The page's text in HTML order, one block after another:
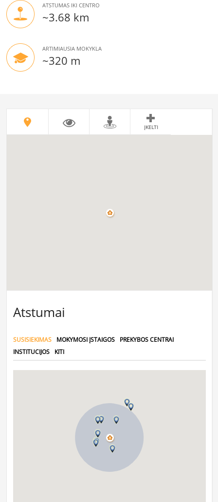
ATSTUMAS IKI CENTRO
~3.68 km
ARTIMIAUSIA MOKYKLA
~320 m
ĮKELTI
Atstumai
SUSISIEKIMAS MOKYMOSI ĮSTAIGOS
PREKYBOS CENTRAI
INSTITUCIJOS
KITI